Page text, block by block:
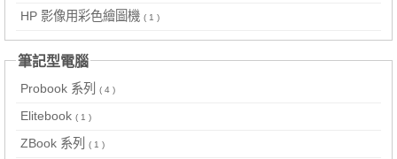
HP 影像用彩色繪圖機 ( 1 )
筆記型電腦
Probook 系列 ( 4 )
Elitebook ( 1 )
ZBook 系列 ( 1 )